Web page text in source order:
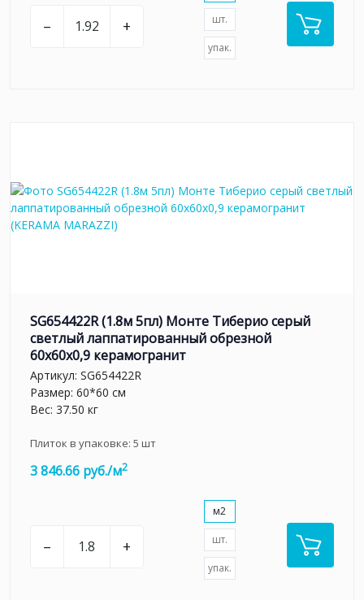
– + шт.
упак.
SG654422R (1.8м 5пл) Монте Тиберио серый
светлый лаппатированный обрезной
60x60x0,9 керамогранит
Артикул: SG654422R
Размер: 60*60 см
Вес: 37.50 кг
Плиток в упаковке: 5 шт
3 846.66 руб./м2
– +
м2
шт.
упак.